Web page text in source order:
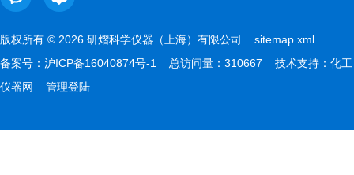
版权所有 © 2026 研熠科学仪器（上海）有限公司 sitemap.xml
备案号： 沪ICP备16040874号-1 总访问量：310667 技术支持： 化工
仪器网
管理登陆